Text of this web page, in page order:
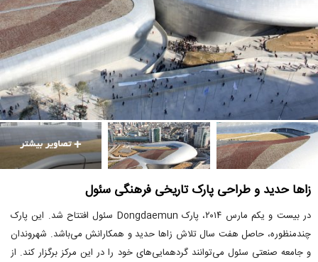
زاها حدید و طراحی پارک تاریخی فرهنگی سئول
در بیست و یکم مارس ۲۰۱۴، پارک Dongdaemun سئول افتتاح شد. این پارک
چندمنظوره، حاصل هفت سال تلاش زاها حدید و همکارانش می‌باشد. شهروندان
و جامعه صنعتی سئول می‌توانند گردهمایی‌های خود را در این مرکز برگزار کند. از